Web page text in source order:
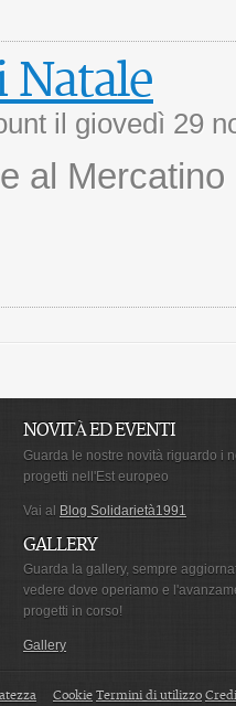
Natale
il giovedì 29
al
NOVITÀ ED EVENTI
Guarda le nostre novità riguardo i
progetti nell'Est europeo
Vai al Blog Solidarietà1991
GALLERY
Guarda la gallery, sempre
vedere dove operiamo e
progetti in corso!
Gallery
Cookie Termini di utilizzo